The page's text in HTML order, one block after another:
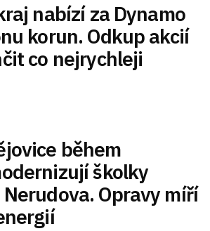
nabízí za Dynamo
korun. Odkup akcií
co nejrychleji
během
školky
Opravy míří